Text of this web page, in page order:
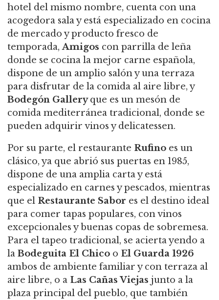
hotel del mismo nombre, cuenta con una
acogedora sala y está especializado en cocina
de mercado y producto fresco de
temporada,Amigos con parrilla de leña
donde se cocina la mejor carne española,
dispone de un amplio salón y una terraza
para disfrutar de la comida al aire libre, y
Bodegón Galleryque es un mesón de
comida mediterránea tradicional, donde se
pueden adquirir vinos y delicatessen.
Por su parte, el restaurante Rufino es un
clásico, ya que abrió sus puertas en 1985,
dispone de una amplia carta y está
especializado en carnes y pescados, mientras
que el Restaurante Sabor es el destino ideal
para comer tapas populares, con vinos
excepcionales y buenas copas de sobremesa.
Para el tapeo tradicional, se acierta yendo a
la Bodeguita El Chico o El Guarda 1926
ambos de ambiente familiar y con terraza al
aire libre, o a Las Cañas Viejas junto a la
plaza principal del pueblo, que también